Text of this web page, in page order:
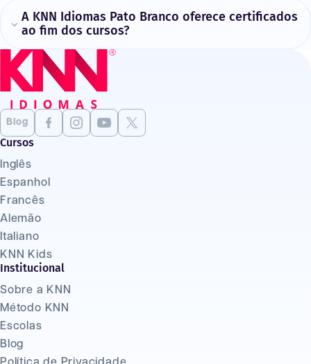
A KNN Idiomas Pato Branco oferece certificados
ao fim dos cursos?
Blog
Cursos
Inglês
Espanhol
Francês
Alemão
Italiano
KNN Kids
Institucional
Sobre a KNN
Método KNN
Escolas
Blog